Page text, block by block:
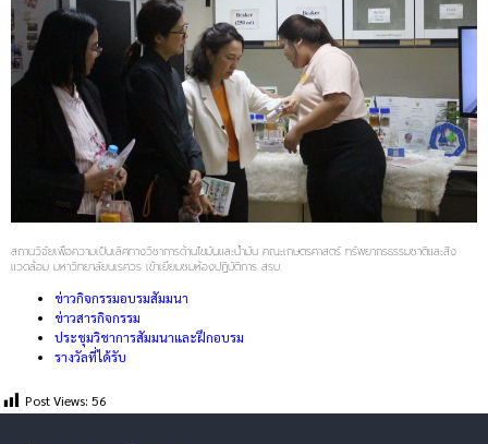
สถานวิจัยเพื่อความเป็นเลิศทางวิชาการด้านไขมันและน้ำมัน คณะเกษตรศาสตร์ ทรัพยากรธรรมชาติและสิ่ง
แวดล้อม มหาวิทยาลัยนเรศวร เข้าเยี่ยมชมห้องปฏิบัติการ สรบ.
ข่าวกิจกรรมอบรมสัมมนา
ข่าวสารกิจกรรม
ประชุมวิชาการสัมมนาและฝึกอบรม
รางวัลที่ได้รับ
Post Views: 56